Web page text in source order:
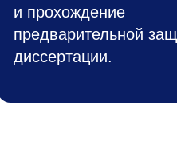
и прохождение
предварительной
диссертации.